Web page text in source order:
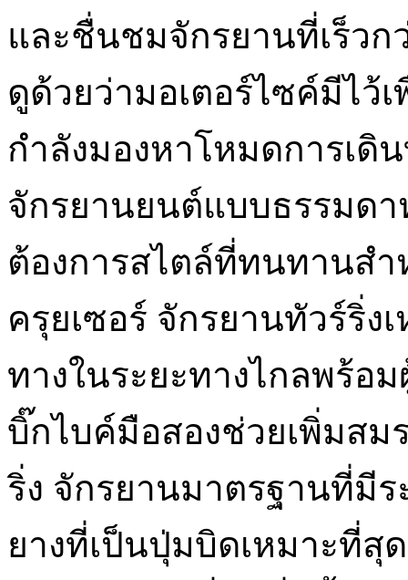
และชื่นชมจักรยานที่เร็ว
ดูด้วยว่ามอเตอร์ไซค์มีไว้
กำลังมองหาโหมดการเดิ
จักรยานยนต์แบบธรรมดา
ต้องการสไตล์ที่ทนทานสำ
ครุยเซอร์ จักรยานทัวร์ริ่ง
ทางในระยะทางไกลพร้อ
บิ๊กไบค์มือสองช่วยเพิ่มสม
ริ่ง จักรยานมาตรฐานที่มี
ยางที่เป็นปุ่มบิดเหมาะที่